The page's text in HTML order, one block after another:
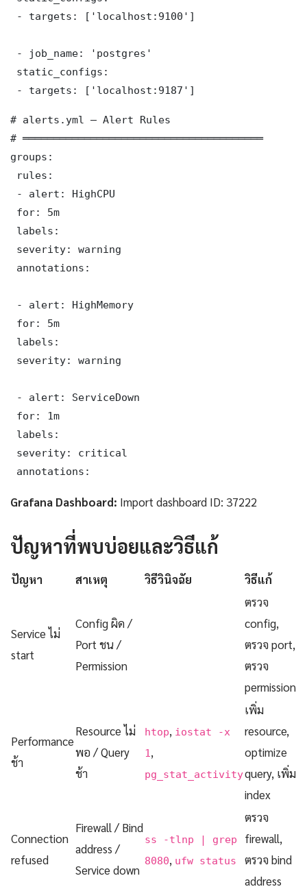
- targets: ['localhost:9100']
- job_name: 'postgres'
static_configs:
- targets: ['localhost:9187']
# alerts.yml — Alert Rules
# ═══════════════════════════════════════
groups:
rules:
- alert: HighCPU
for: 5m
labels:
severity: warning
annotations:
- alert: HighMemory
for: 5m
labels:
severity: warning
- alert: ServiceDown
for: 1m
labels:
severity: critical
annotations:
Grafana Dashboard: Import dashboard ID: 37222
ปัญหาที่พบบ่อยและวิธีแก้
ปัญหา สาเหตุ วิธีวินิจฉัย วิธีแก้
Service ไม่
start
Config ผิด /
Port ชน /
Permission
ตรวจ
config,
ตรวจ port,
ตรวจ
permission
Performance
ช้า
Resource ไม่
พอ / Query
ช้า
htop, iostat -x
1 ,
pg_stat_activity
เพิ่ม
resource,
optimize
query, เพิ่ม
index
Connection
refused
Firewall / Bind
address /
Service down
ss -tlnp | grep
8080, ufw status
ตรวจ
firewall,
ตรวจ bind
address